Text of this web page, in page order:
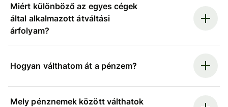
Miért különböző az egyes cégek
által alkalmazott átváltási
árfolyam?
Hogyan válthatom át a pénzem?
Mely pénznemek között válthatok